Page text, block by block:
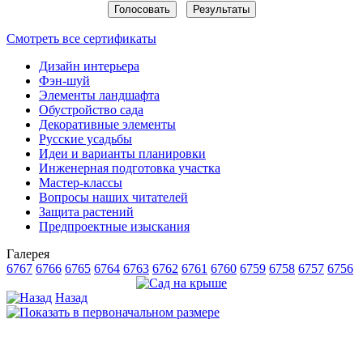
Смотреть все сертификаты
Дизайн интерьера
Фэн-шуй
Элементы ландшафта
Обустройство сада
Декоративные элементы
Русские усадьбы
Идеи и варианты планировки
Инженерная подготовка участка
Мастер-классы
Вопросы наших читателей
Защита растений
Предпроектные изыскания
Галерея
6767 6766 6765 6764 6763 6762 6761 6760 6759 6758 6757 6756
Назад